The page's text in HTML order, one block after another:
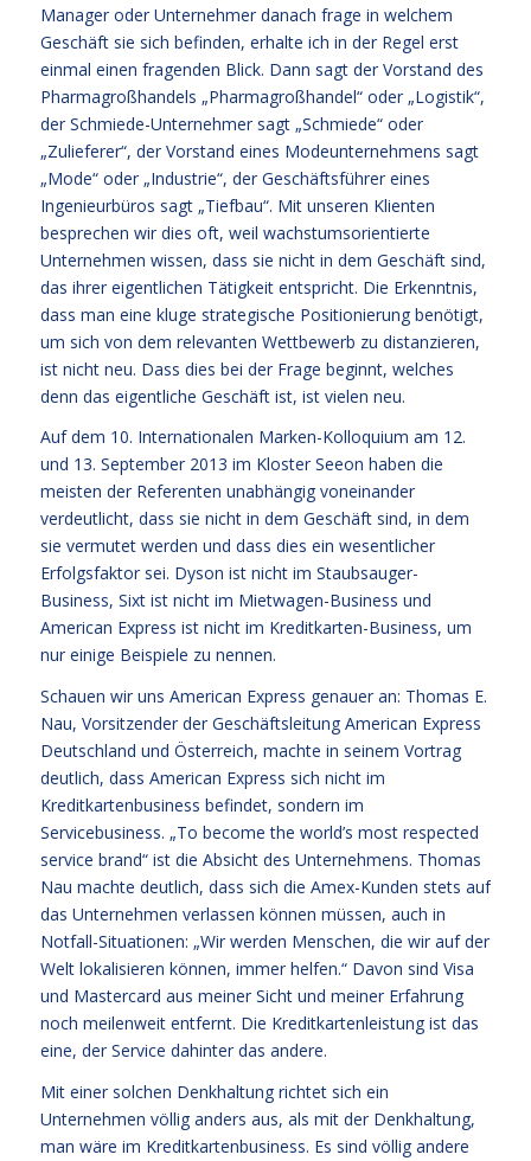
Manager oder Unternehmer danach frage in welchem
Geschäft sie sich befinden, erhalte ich in der Regel erst
einmal einen fragenden Blick. Dann sagt der Vorstand des
Pharmagroßhandels „Pharmagroßhandel“ oder „Logistik“,
der Schmiede-Unternehmer sagt „Schmiede“ oder
„Zulieferer“, der Vorstand eines Modeunternehmens sagt
„Mode“ oder „Industrie“, der Geschäftsführer eines
Ingenieurbüros sagt „Tiefbau“. Mit unseren Klienten
besprechen wir dies oft, weil wachstumsorientierte
Unternehmen wissen, dass sie nicht in dem Geschäft sind,
das ihrer eigentlichen Tätigkeit entspricht. Die Erkenntnis,
dass man eine kluge strategische Positionierung benötigt,
um sich von dem relevanten Wettbewerb zu distanzieren,
ist nicht neu. Dass dies bei der Frage beginnt, welches
denn das eigentliche Geschäft ist, ist vielen neu.
Auf dem 10. Internationalen Marken-Kolloquium am 12.
und 13. September 2013 im Kloster Seeon haben die
meisten der Referenten unabhängig voneinander
verdeutlicht, dass sie nicht in dem Geschäft sind, in dem
sie vermutet werden und dass dies ein wesentlicher
Erfolgsfaktor sei. Dyson ist nicht im Staubsauger-
Business, Sixt ist nicht im Mietwagen-Business und
American Express ist nicht im Kreditkarten-Business, um
nur einige Beispiele zu nennen.
Schauen wir uns American Express genauer an: Thomas E.
Nau, Vorsitzender der Geschäftsleitung American Express
Deutschland und Österreich, machte in seinem Vortrag
deutlich, dass American Express sich nicht im
Kreditkartenbusiness befindet, sondern im
Servicebusiness. „To become the world’s most respected
service brand“ ist die Absicht des Unternehmens. Thomas
Nau machte deutlich, dass sich die Amex-Kunden stets auf
das Unternehmen verlassen können müssen, auch in
Notfall-Situationen: „Wir werden Menschen, die wir auf der
Welt lokalisieren können, immer helfen.“ Davon sind Visa
und Mastercard aus meiner Sicht und meiner Erfahrung
noch meilenweit entfernt. Die Kreditkartenleistung ist das
eine, der Service dahinter das andere.
Mit einer solchen Denkhaltung richtet sich ein
Unternehmen völlig anders aus, als mit der Denkhaltung,
man wäre im Kreditkartenbusiness. Es sind völlig andere